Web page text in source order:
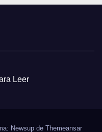
Leer
Newsup de Themeansar